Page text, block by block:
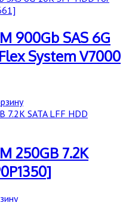
900Gb SAS 6G
System V7000
250GB 7.2K